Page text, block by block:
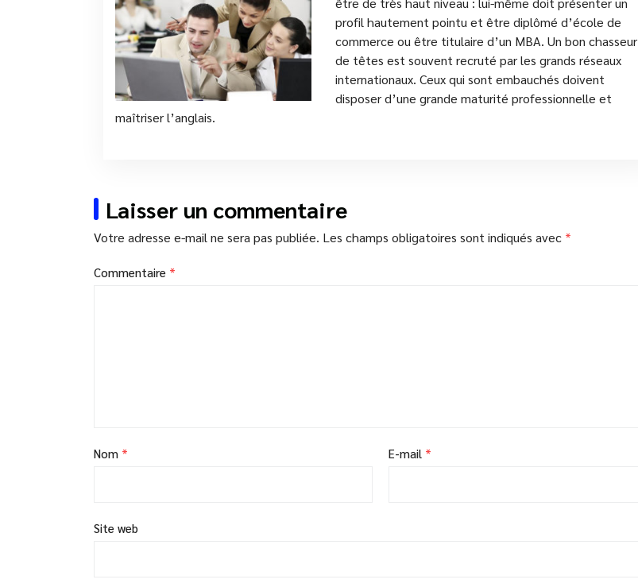
profil hautement pointu et être diplômé d’école de
commerce ou être titulaire d’un MBA. Un bon chasseur
de têtes est souvent recruté par les grands réseaux
internationaux. Ceux qui sont embauchés doivent
disposer d’une grande maturité professionnelle et
maîtriser l’anglais.
Laisser un commentaire
Votre adresse e-mail ne sera pas publiée. Les champs obligatoires sont indiqués avec *
Commentaire *
Nom * E-mail *
Site web